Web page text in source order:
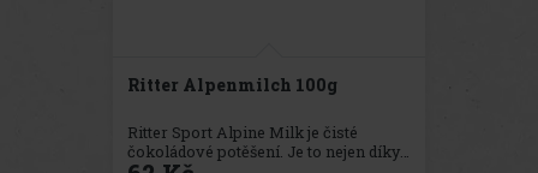
Ritter Alpenmilch 100g
Ritter Sport Alpine Milk je čisté
čokoládové potěšení. Je to nejen díky